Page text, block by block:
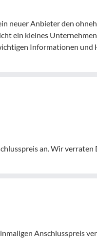
neuer Anbieter den
ein kleines
Informationen
an. Wir verraten
Anschlusspreis